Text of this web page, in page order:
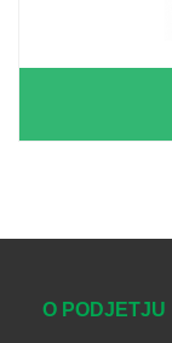
O PODJETJU